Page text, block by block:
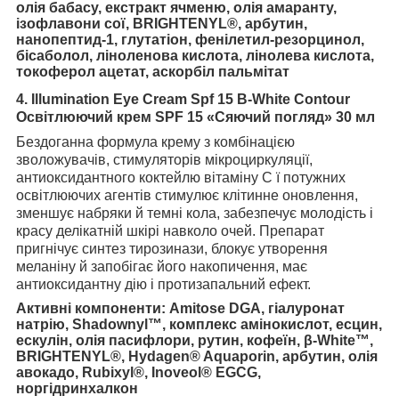
олія бабасу, екстракт ячменю, олія амаранту,
ізофлавони сої, BRIGHTENYL®, арбутин,
нанопептид-1, глутатіон, фенілетил-резорцинол,
бісаболол, ліноленова кислота, лінолева кислота,
токоферол ацетат, аскорбіл пальмітат
4. Illumination Eye Cream Spf 15 B-White Contour
Освітлюючий крем SPF 15 «Сяючий погляд» 30 мл
Бездоганна формула крему з комбінацією
зволожувачів, стимуляторів мікроциркуляції,
антиоксидантного коктейлю вітаміну С ї потужних
освітлюючих агентів стимулює клітинне оновлення,
зменшує набряки й темні кола, забезпечує молодість і
красу делікатній шкірі навколо очей. Препарат
пригнічує синтез тирозинази, блокує утворення
меланіну й запобігає його накопичення, має
антиоксидантну дію і протизапальний ефект.
Активні компоненти: Amitose DGA, гіалуронат
натрію, Shadownyl™, комплекс амінокислот, есцин,
ескулін, олія пасифлори, рутин, кофеїн, β-White™,
BRIGHTENYL®, Hydagen® Aquaporin, арбутин, олія
авокадо, Rubixyl®, Inoveol® EGCG,
норгідринхалкон